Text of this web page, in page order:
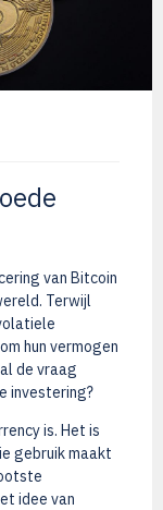
van Bitcoin
Terwijl
hun vermogen
de vraag
investering?
is. Het is
gebruik maakt
idee van